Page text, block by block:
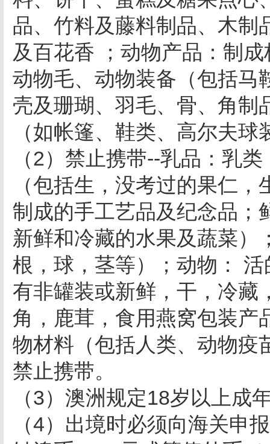
品、竹料及藤料制品、木制
及百花香 ；动物产品：制
动物毛、动物装备（包括马
壳及珊瑚、羽毛、骨、角制
（如帐篷、鞋类、高尔
（2）禁止携带--乳品：乳
（包括生，没考过的果仁
制成的手工艺品及纪念品；
新鲜和冷藏的水果及蔬菜）
根，球，茎等）；动物：
有非罐装或新鲜，干，冷藏
角，鹿茸，食用燕窝包装产
物材料（包括人类、动物疫
禁止携带。
（3）澳洲规定18岁以上成
（4）出境时必须向海关申